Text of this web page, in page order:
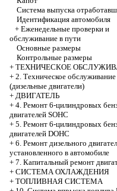
Система выпуска
Идентификация автомобиля
+ Еженедельные проверки и
обслуживание в пути
Основные размеры
Контрольные размеры
+ ТЕХНИЧЕСКОЕ
+ 2. Техническое обслуживание
(дизельные двигатели)
+ ДВИГАТЕЛЬ
+ 4. Ремонт 6-цилиндровых
двигателей SOHC
+ 5. Ремонт 6-цилиндровых
двигателей DOHC
+ 6. Ремонт дизельного
установленного в автомобиле
+ 7. Капитальный ремонт
+ СИСТЕМА ОХЛАЖДЕНИЯ
+ ТОПЛИВНАЯ СИСТЕМА